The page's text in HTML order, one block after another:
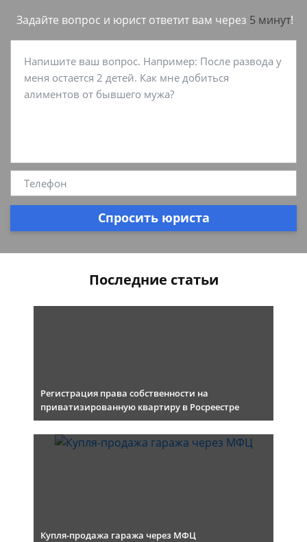
Задайте вопрос и юрист ответит вам через 5 минут!
Спросить юриста
Последние статьи
Регистрация права собственности на
приватизированную квартиру в Росреестре
Купля-продажа гаража через МФЦ